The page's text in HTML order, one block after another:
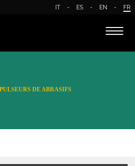
IT - ES - EN - FR
DE ABRASIFS